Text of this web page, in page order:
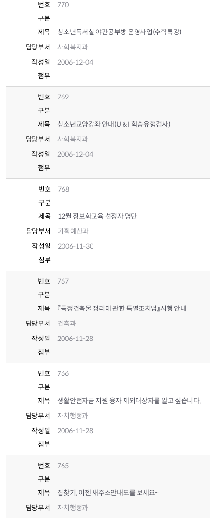
번호
770
구분
제목
청소년독서실 야간공부방 운영사업(수학특강)
담당부서
사회복지과
작성일
2006-12-04
첨부
번호
769
구분
제목
청소년교양강좌 안내(U & I 학습유형검사)
담당부서
사회복지과
작성일
2006-12-04
첨부
번호
768
구분
제목
12월 정보화교육 선정자 명단
담당부서
기획예산과
작성일
2006-11-30
첨부
번호
767
구분
제목
『특정건축물 정리에 관한 특별조치법』시행 안내
담당부서
건축과
작성일
2006-11-28
첨부
번호
766
구분
제목
생활안전자금 지원 융자 제외대상자를 알고 싶습니다.
담당부서
자치행정과
작성일
2006-11-28
첨부
번호
765
구분
제목
집찾기, 이젠 새주소안내도를 보세요~
담당부서
자치행정과